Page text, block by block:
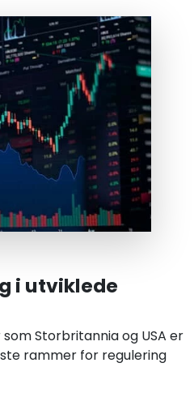
i utviklede
Storbritannia og USA er
rammer for regulering